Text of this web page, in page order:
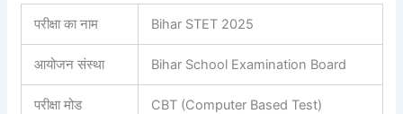
परीक्षा का नाम Bihar STET 2025
आयोजन संस्था Bihar School Examination Board
परीक्षा मोड CBT (Computer Based Test)